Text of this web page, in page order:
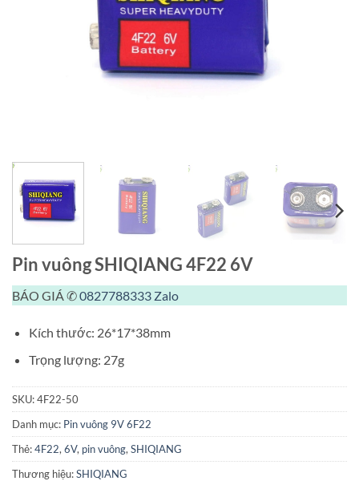
Pin vuông SHIQIANG 4F22 6V
BÁO GIÁ ✆0827788333 Zalo
Kích thước: 26*17*38mm
Trọng lượng: 27g
SKU:4F22-50
Danh mục: Pin vuông 9V 6F22
Thẻ:4F22, 6V, pin vuông, SHIQIANG
Thương hiệu:SHIQIANG